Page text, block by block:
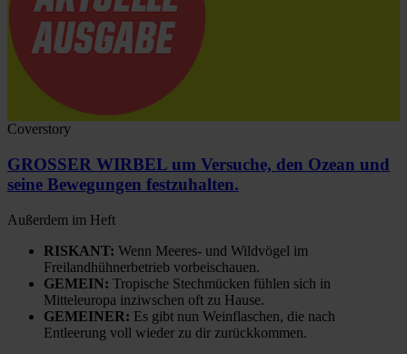
Coverstory
GROSSER WIRBEL um Versuche, den Ozean und
seine Bewegungen festzuhalten.
Außerdem im Heft
RISKANT: Wenn Meeres- und Wildvögel im
Freilandhühnerbetrieb vorbeischauen.
GEMEIN: Tropische Stechmücken fühlen sich in
Mitteleuropa inziwschen oft zu Hause.
GEMEINER: Es gibt nun Weinflaschen, die nach
Entleerung voll wieder zu dir zurückkommen.